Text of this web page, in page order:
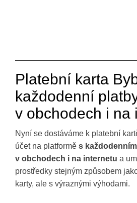
Platební karta
každodenní
v obchodech i na
Nyní se dostáváme k platební
účet na platformě s
v obchodech i na internetu a
prostředky stejným způsobem
karty, ale s výraznými výhodami.